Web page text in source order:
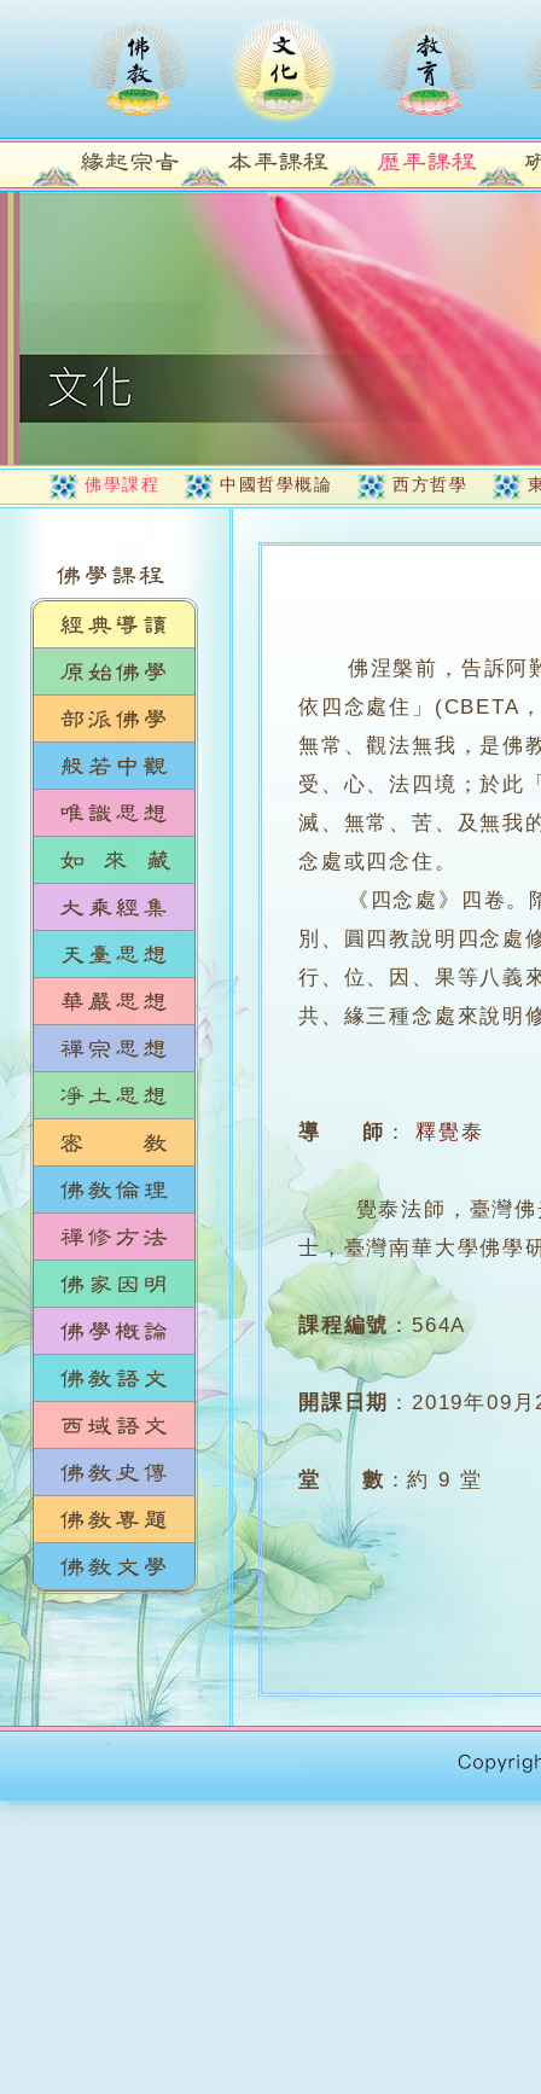
佛學課程 中國哲學概論 西方哲學
佛涅槃前，告訴阿
依四念處住」(CBETA
無常、觀法無我，是佛
受、心、法四境；於此
滅、無常、苦、及無我
念處或四念住。
《四念處》四卷。隋
別、圓四教說明四念處
行、位、因、果等八義
共、緣三種念處來說明
導 師 ： 釋覺泰
覺泰法師，臺灣佛光
士，臺灣南華大學佛學
課程編號： 564A
開課日期 ：2019年09月
堂 數 ：約 9 堂